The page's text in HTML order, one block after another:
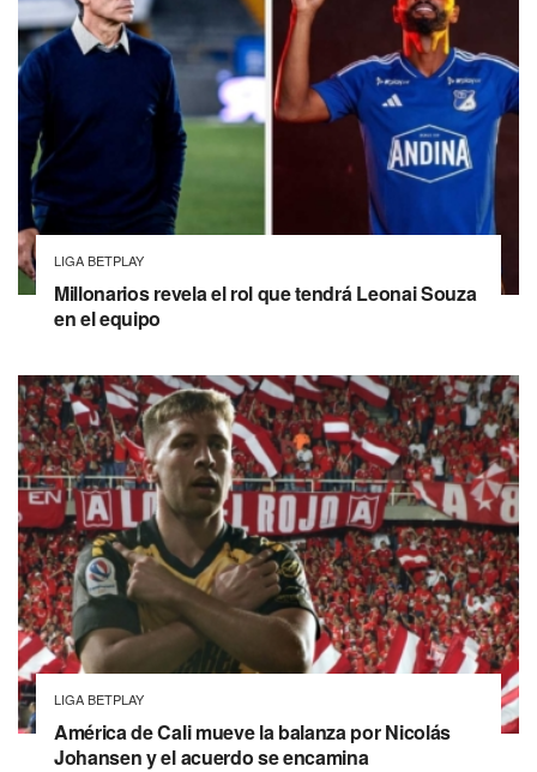
LIGA BETPLAY
Millonarios revela el rol que tendrá Leonai Souza
en el equipo
LIGA BETPLAY
América de Cali mueve la balanza por Nicolás
Johansen y el acuerdo se encamina